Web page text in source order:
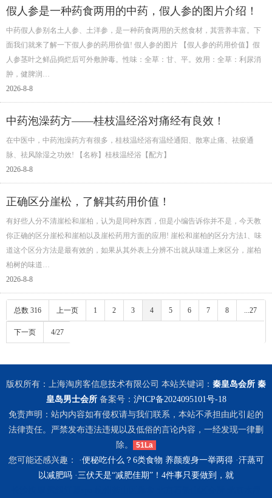
假人参是一种药食两用的中药，假人参的图片介绍！
中药假人参别名土人参、土洋参，是一种药食两用的天然食材，其营养丰富。下
面我们就来了解一下假人参的药用价值! 假人参的图片 【假人参的药用价值】假
人参茎叶之鲜品捣烂后可外敷肿毒。性味：全草：甘、平。效用：全草：利尿消
肿，健脾润…
2026-8-8
中药泡澡药方——桂枝温经浴对痛经有良效！
在中医中，中药泡澡药方有很多，桂枝温经浴有温经通阳、散寒止痛、祛瘀通
脉、祛风除湿之功效! 【名称】桂枝温经浴【配方】
2026-8-8
正确区分崖松，了解其药用价值！
有好些人分不清崖松和崖柏，认为是同种东西，但是小编告诉你并不是，今天教
你正确的区分崖松和崖柏以及崖松药用方面的应用! 崖松和崖柏的区分方法1、味
道这个区分方法是最有效的，如果从其外表上分辨不出就从味道上来区分，崖柏
柏树的味道…
2026-8-8
总数 316 上一页 1 2 3 4 5 6 7 8 ...27
下一页 4/27
版权所有：上海淘房客信息技术有限公司 本站关键词： 秦皇岛会所 秦
皇岛男士会所备案号： 沪ICP备2024095101号-18
免责声明：站内内容如有侵权请与我们联系，本站不承担由此引起的
法律责任。严禁发布违法违规以及低俗的言论内容，一经发现一律删
除。
51La
您可能还感兴趣： ·便秘吃什么？6类食物 养颜瘦身一举两得·汗蒸可
以减肥吗 · 三伏天是“减肥佳期”！4件事只要做到，就